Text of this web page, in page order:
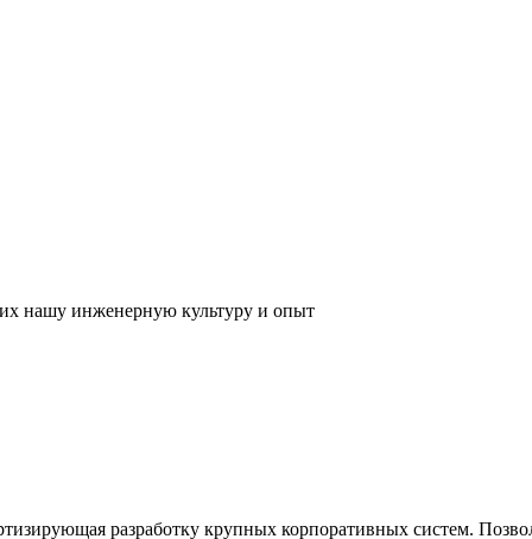
нашу инженерную культуру и опыт
разработку крупных корпоративных систем.